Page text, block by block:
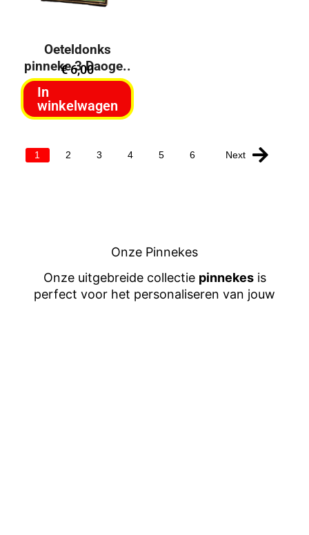
Oeteldonks
pinneke 3 Daoge..
€6,00
In
winkelwagen
1 2 3 4 5 6 Next
Onze Pinnekes
Onze uitgebreide collectie pinnekesis
perfect voor het personaliseren van jouw